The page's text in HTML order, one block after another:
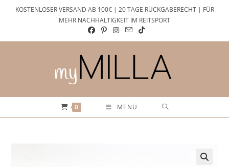
KOSTENLOSER VERSAND AB 100€ | 20 TAGE RÜCKGABERECHT | FÜR
MEHR NACHHALTIGKEIT IM REITSPORT
0 MENÜ